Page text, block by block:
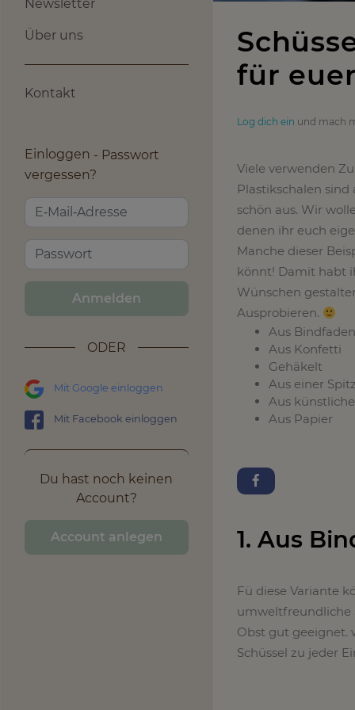
Newsletter
Über uns
Kontakt
Einloggen
Passwort
vergessen?
Anmelden
ODER
Mit Google einloggen
Mit Facebook einloggen
Du hast noch keinen
Account?
Account anlegen
für
Log dich ein und mach
Viele verwenden
Plastikschalen
schön aus. Wir
denen ihr euch
Manche dieser
könnt! Damit habt
Wünschen
Ausprobieren.
Aus Bindfaden
Aus Konfetti
Gehäkelt
Aus einer
Aus
Aus Papier
1. Aus
Fü diese Variante
umweltfreundliche
Obst gut geeignet.
Schüssel zu jeder